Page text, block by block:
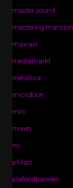
master sound
mastering mansion
maxiaxi
mediamarkt
metallica
microfoon
mini
mixen
no
philips
plafondpanelen